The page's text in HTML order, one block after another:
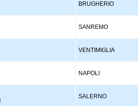
BRUGHERIO
SANREMO
VENTIMIGLIA
NAPOLI
SALERNO